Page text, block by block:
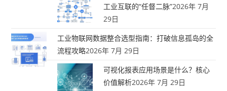
工业互联的“任督二脉”2026年 7月
29日
工业物联网数据整合选型指南：打破信息孤岛的全
流程攻略2026年 7月 29日
可视化报表应用场景是什么？核心
价值解析2026年 7月 29日